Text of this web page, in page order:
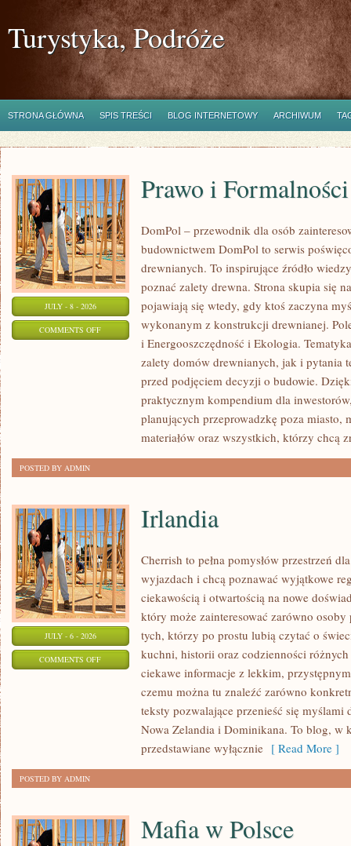
Turystyka, Podróże
STRONA GŁÓWNA SPIS TREŚCI BLOG INTERNETOWY ARCHIWUM
JULY - 8 - 2026
COMMENTS OFFON
FORMALNOŚCI
Prawo i Formalności
DomPol – przewodnik dla osób
budownictwem DomPol to serwis
drewnianych. To inspirujące źródło
poznać zalety drewna. Strona skupia się
pojawiają się wtedy, gdy ktoś zaczyna
wykonanym z konstrukcji drewnianej.
i Energooszczędność i Ekologia.
zalety domów drewnianych, jak i pytania
przed podjęciem decyzji o budowie.
praktycznym kompendium dla
planujących przeprowadzkę poza miasto,
materiałów oraz wszystkich, którzy chcą
POSTED BY ADMIN
JULY - 6 - 2026
COMMENTS OFFON
Irlandia
Cherrish to pełna pomysłów przestrzeń
wyjazdach i chcą poznawać wyjątkowe
ciekawością i otwartością na nowe
który może zainteresować zarówno
tych, którzy po prostu lubią czytać o
kuchni, historii oraz codzienności
ciekawe informacje z lekkim,
czemu można tu znaleźć zarówno
teksty pozwalające przenieść się myślami
Nowa Zelandia i Dominikana. To blog, w
przedstawiane wyłącznie [ Read More ]
POSTED BY ADMIN
Mafia w Polsce